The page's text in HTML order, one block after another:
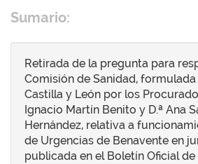
Sumario:
Retirada de la pregunta para
Comisión de Sanidad,
Castilla y León por los
Ignacio Martín Benito y D.ª Ana
Hernández, relativa a
de Urgencias de Benavente en
publicada en el Boletín Oficial